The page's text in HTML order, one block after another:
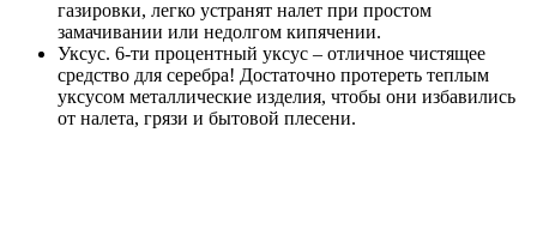
газировки, легко устранят налет при простом
замачивании или недолгом кипячении.
Уксус. 6-ти процентный уксус – отличное чистящее
средство для серебра! Достаточно протереть теплым
уксусом металлические изделия, чтобы они избавились
от налета, грязи и бытовой плесени.